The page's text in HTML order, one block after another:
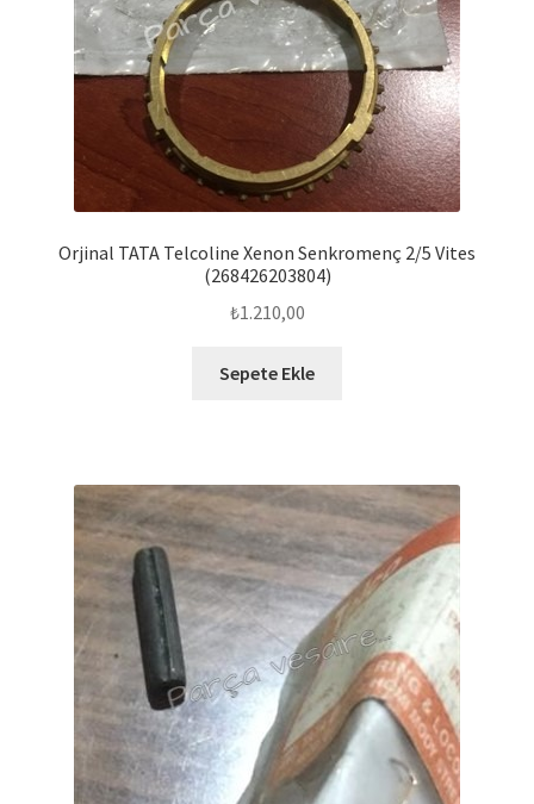
Orjinal TATA Telcoline Xenon Senkromenç 2/5 Vites
(268426203804)
₺1.210,00
Sepete Ekle